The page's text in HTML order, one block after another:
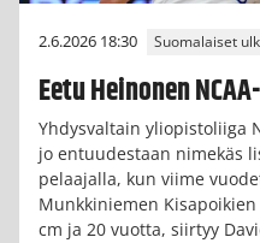
2.6.2026 18:30 Suomalaiset
Eetu Heinonen
Yhdysvaltain yliopistoliiga
jo entuudestaan nimekäs
pelaajalla, kun viime
Munkkiniemen
cm ja 20 vuotta, siirtyy